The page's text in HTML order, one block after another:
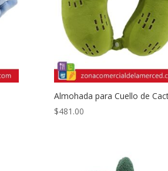
Almohada para Cuello de
$481.00